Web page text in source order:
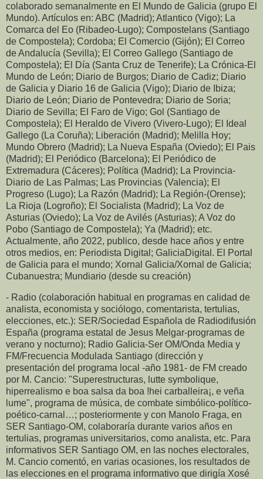
colaborado semanalmente en El Mundo de Galicia (grupo El
Mundo). Artículos en: ABC (Madrid); Atlantico (Vigo); La
Comarca del Eo (Ribadeo-Lugo); Compostelans (Santiago
de Compostela); Cordoba; El Comercio (Gijón); El Correo
de Andalucía (Sevilla); El Correo Gallego (Santiago de
Compostela); El Día (Santa Cruz de Tenerife); La Crónica-El
Mundo de León; Diario de Burgos; Diario de Cadiz; Diario
de Galicia y Diario 16 de Galicia (Vigo); Diario de Ibiza;
Diario de León; Diario de Pontevedra; Diario de Soria;
Diario de Sevilla; El Faro de Vigo; Gol (Santiago de
Compostela); El Heraldo de Vivero (Vivero-Lugo); El Ideal
Gallego (La Coruña); Liberación (Madrid); Melilla Hoy;
Mundo Obrero (Madrid); La Nueva España (Oviedo); El Pais
(Madrid); El Periódico (Barcelona); El Periódico de
Extremadura (Cáceres); Política (Madrid); La Provincia-
Diario de Las Palmas; Las Provincias (Valencia); El
Progreso (Lugo); La Razón (Madrid); La Región-(Orense);
La Rioja (Logroño); El Socialista (Madrid); La Voz de
Asturias (Oviedo); La Voz de Avilés (Asturias); A Voz do
Pobo (Santiago de Compostela); Ya (Madrid); etc.
Actualmente, año 2022, publico, desde hace años y entre
otros medios, en: Periodista Digital; GaliciaDigital. El Portal
de Galicia para el mundo; Xornal Galicia/Xornal de Galicia;
Cubanuestra; Mundiario (desde su creación)
- Radio (colaboración habitual en programas en calidad de
analista, economista y sociólogo, comentarista, tertulias,
elecciones, etc.): SER/Sociedad Española de Radiodifusión
España (programa estatal de Jesus Melgar-programas de
verano y nocturno); Radio Galicia-Ser OM/Onda Media y
FM/Frecuencia Modulada Santiago (dirección y
presentación del programa local -año 1981- de FM creado
por M. Cancio: "Superestructuras, lutte symbolique,
hiperrealismo e boa salsa da boa !hei carballeira¡, e veña
lume", programa de música, de combate simbólico-político-
poético-carnal…; posteriormente y con Manolo Fraga, en
SER Santiago-OM, colaboraría durante varios años en
tertulias, programas universitarios, como analista, etc. Para
informativos SER Santiago OM, en las noches electorales,
M. Cancio comentó, en varias ocasiones, los resultados de
las elecciones en el programa informativo que dirigía Xosé